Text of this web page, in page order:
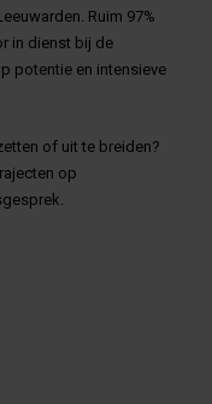
Ruim 97%
in dienst bij de
potentie en intensieve
of uit te breiden?
op